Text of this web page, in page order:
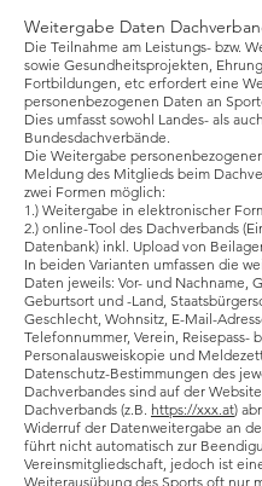
Weitergabe Daten
Die Teilnahme am Leistungs- bzw.
sowie Gesundheitsprojekten,
Fortbildungen, etc erfordert eine
personenbezogenen Daten an
Dies umfasst sowohl Landes- als auch
Bundesdachverbände.
Die Weitergabe
Meldung des Mitglieds beim
zwei Formen möglich:
1.) Weitergabe in elektronischer
2.) online-Tool des Dachverbands
Datenbank) inkl. Upload von
In beiden Varianten umfassen die
Daten jeweils: Vor- und Nachname,
Geburtsort und -Land,
Geschlecht, Wohnsitz, E-Mail-
Telefonnummer, Verein, Reisepass-
Personalausweiskopie und
Datenschutz-Bestimmungen des
Dachverbandes sind auf der
Dachverbands (z.B. https://xxx.at)
Widerruf der Datenweitergabe an
führt nicht automatisch zur
Vereinsmitgliedschaft, jedoch ist
Weiterausübung des Sports oft nur